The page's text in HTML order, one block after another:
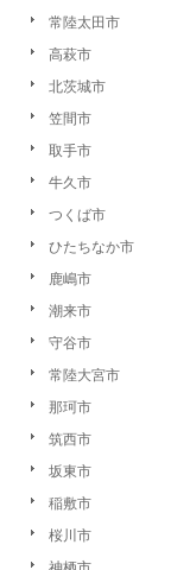
常陸太田市
高萩市
北茨城市
笠間市
取手市
牛久市
つくば市
ひたちなか市
鹿嶋市
潮来市
守谷市
常陸大宮市
那珂市
筑西市
坂東市
稲敷市
桜川市